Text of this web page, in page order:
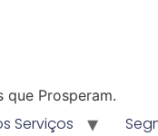
que Prosperam.
Serviços